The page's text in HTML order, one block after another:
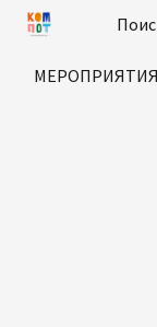
МЕРОПРИЯТИЯ